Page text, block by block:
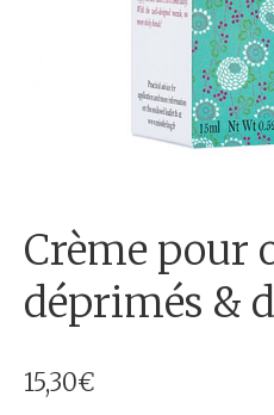
Crème pour
déprimés &
15,30€